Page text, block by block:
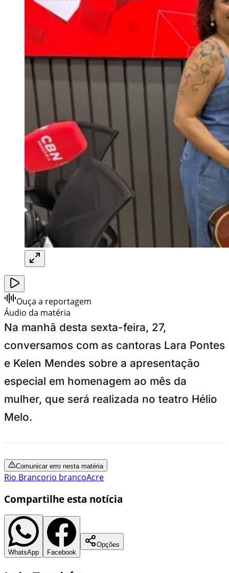
Ouça a reportagem
Áudio da matéria
Na manhã desta sexta-feira, 27,
conversamos com as cantoras Lara Pontes
e Kelen Mendes sobre a apresentação
especial em homenagem ao mês da
mulher, que será realizada no teatro Hélio
Melo.
Comunicar erro nesta matéria
Rio Brancorio brancoAcre
Compartilhe esta notícia
WhatsApp Facebook
Opções